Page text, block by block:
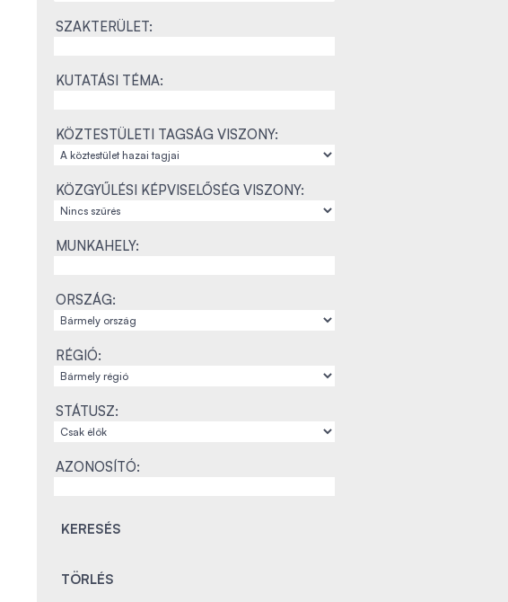
SZAKTERÜLET:
KUTATÁSI TÉMA:
KÖZTESTÜLETI TAGSÁG VISZONY:
KÖZGYŰLÉSI KÉPVISELŐSÉG VISZONY:
MUNKAHELY:
ORSZÁG:
RÉGIÓ:
STÁTUSZ:
AZONOSÍTÓ: